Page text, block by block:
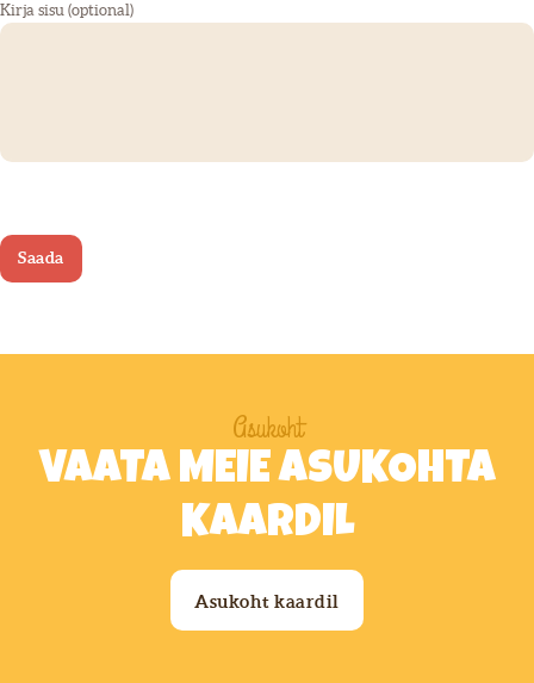
Kirja sisu (optional)
Asukoht
VAATA MEIE ASUKOHTA
KAARDIL
Asukoht kaardil